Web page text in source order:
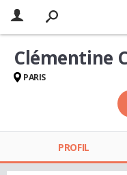
Clémentine
PARIS
PROFIL